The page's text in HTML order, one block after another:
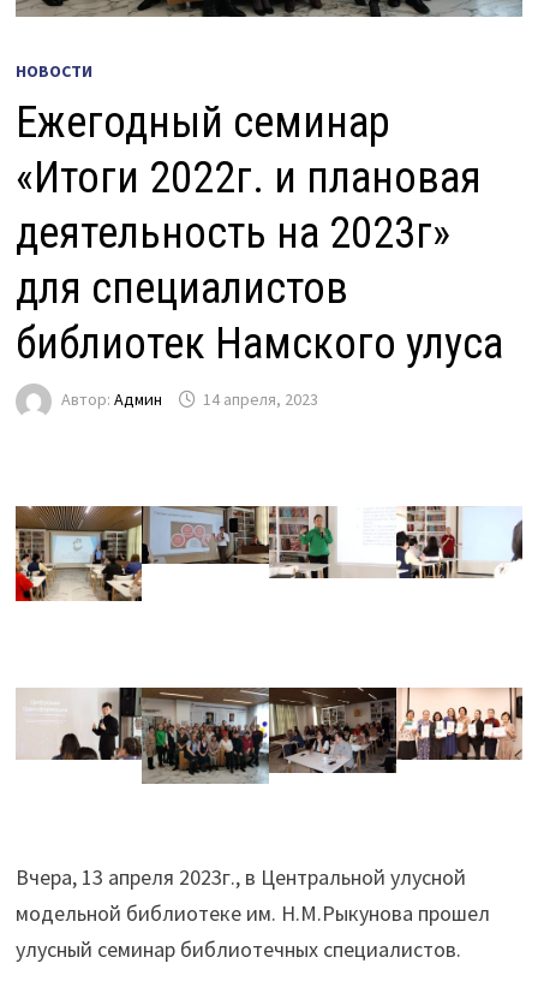
НОВОСТИ
Ежегодный семинар
«Итоги 2022г. и плановая
деятельность на 2023г»
для специалистов
библиотек Намского улуса
Автор: Админ 14 апреля, 2023
Вчера, 13 апреля 2023г., в Центральной улусной
модельной библиотеке им. Н.М.Рыкунова прошел
улусный семинар библиотечных специалистов.